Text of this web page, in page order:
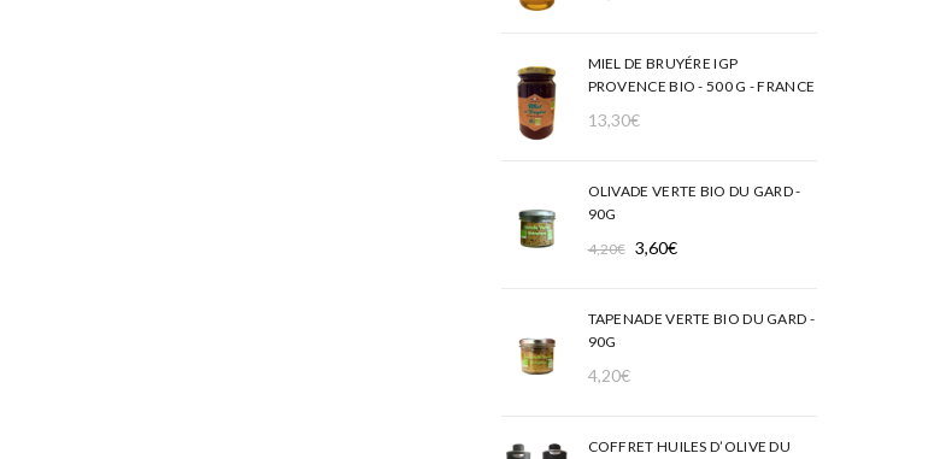
MIEL DE BRUYÉRE IGP
PROVENCE BIO - 500 G - FRANCE
13,30€
OLIVADE VERTE BIO DU GARD -
90G
4,20€ Le
était :
3,60€
est :
TAPENADE VERTE BIO DU GARD -
90G
4,20€
COFFRET HUILES D’OLIVE DU